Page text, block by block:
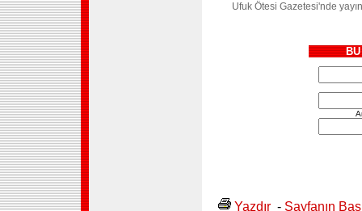
Ufuk Ötesi Gazetesi'nde
Yazdır - Sayfanın